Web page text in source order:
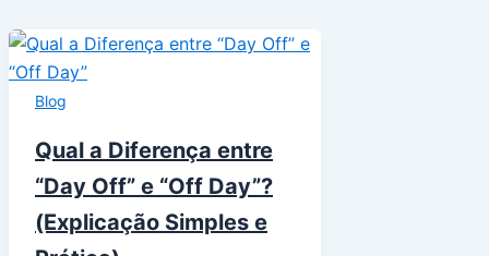
Blog
Qual a Diferença entre
“Day Off” e “Off Day”?
(Explicação Simples e